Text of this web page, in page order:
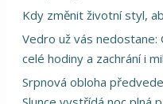
Kdy změnit životní styl,
Vedro už vás nedostane:
celé hodiny a zachrání i
Srpnová obloha